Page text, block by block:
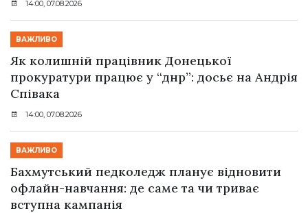
14:00, 07.08.2026
ВАЖЛИВО
Як колишній працівник Донецької
прокуратури працює у “днр”: досьє на Андрія
Співака
14:00, 07.08.2026
ВАЖЛИВО
Бахмутський педколедж планує відновити
офлайн-навчання: де саме та чи триває
вступна кампанія